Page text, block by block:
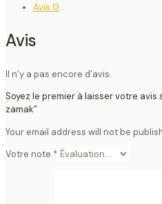
Avis 0
Avis
Il n’y a pas encore d’avis.
Soyez le premier à laisser votre avis
zamak”
Your email address will not be
Votre note *